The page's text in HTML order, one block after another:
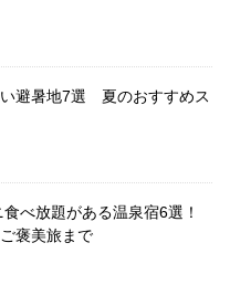
い避暑地7選 夏のおすすめス
食べ放題がある温泉宿6選！
褒美旅まで